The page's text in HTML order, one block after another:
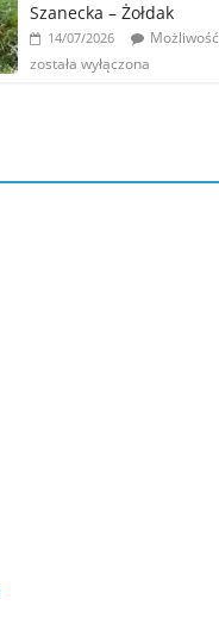
Szanecka – Żołdak
14/07/2026
została wyłączona